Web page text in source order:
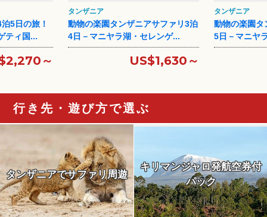
5日の旅！
ティ国...
～
タンザニア
動物の楽園タンザニアサファリ3泊
4日－マニヤラ湖・セレンゲ...
US$1,630～
タンザニア
動物の楽園タ
5日－マニヤ
行き先・遊び方で選ぶ
タンザニアでサファリ周遊
キリマンジャロ発航空券付
パック